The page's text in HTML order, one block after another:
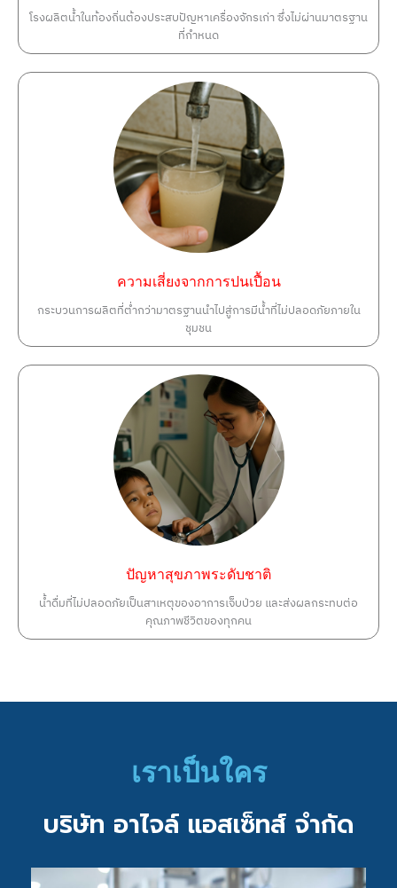
โรงผลิตน้ำในท้องถิ่นต้องประสบปัญหาเครื่องจักรเก่า ซึ่งไม่ผ่านมาตรฐาน
ที่กำหนด
ความเสี่ยงจากการปนเปื้อน
กระบวนการผลิตที่ต่ำกว่ามาตรฐานนำไปสู่การมีน้ำที่ไม่ปลอดภัยภายใน
ชุมชน
ปัญหาสุขภาพระดับชาติ
น้ำดื่มที่ไม่ปลอดภัยเป็นสาเหตุของอาการเจ็บป่วย และส่งผลกระทบต่อ
คุณภาพชีวิตของทุกคน
เราเป็นใคร
บริษัท อาไจล์ แอสเซ็ทส์ จำกัด